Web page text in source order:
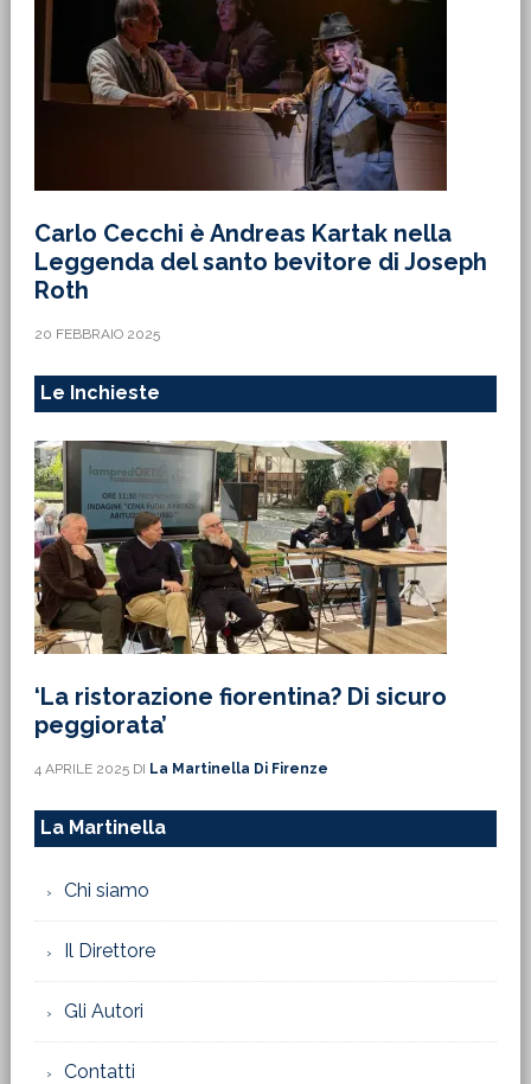
Carlo Cecchi è Andreas Kartak nella
Leggenda del santo bevitore di Joseph
Roth
20 FEBBRAIO 2025
Le Inchieste
‘La ristorazione fiorentina? Di sicuro
peggiorata’
4 APRILE 2025DI La Martinella Di Firenze
La Martinella
Chi siamo
Il Direttore
Gli Autori
Contatti